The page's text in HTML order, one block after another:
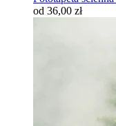
od 36,00 zł